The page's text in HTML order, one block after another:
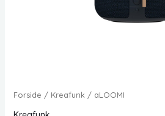
Forside / Kreafunk/ aLOOMI